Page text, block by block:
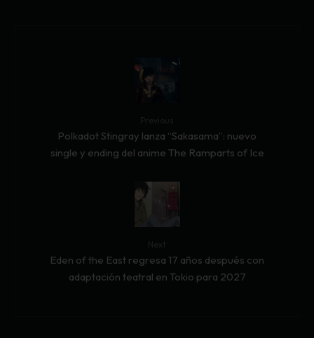
Polkadot Stingray lanza “Sakasama”: nuevo
single y ending del anime The Ramparts of Ice
Eden of the East regresa 17 años después con
adaptación teatral en Tokio para 2027